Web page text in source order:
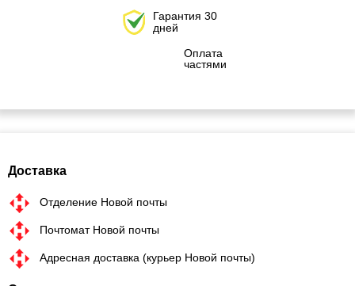
Гарантия 30
дней
Оплата
частями
Доставка
Отделение Новой почты
Почтомат Новой почты
Адресная доставка (курьер Новой почты)